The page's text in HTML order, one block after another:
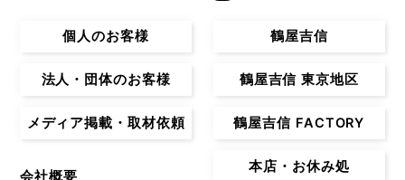
個人のお客様
法人・団体のお客様
メディア掲載・取材依頼
会社概要
鶴屋吉信
鶴屋吉信 東京地区
鶴屋吉信 FACTORY
本店・お休み処